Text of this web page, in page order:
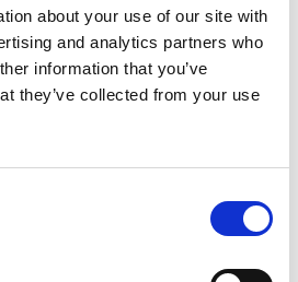
about your use of our site with
and analytics partners who
information that you’ve
they’ve collected from your use
mit Ihnen bemüht sich
hochwertiges Produkt
an Ihre Wünsche
und erfahrenes